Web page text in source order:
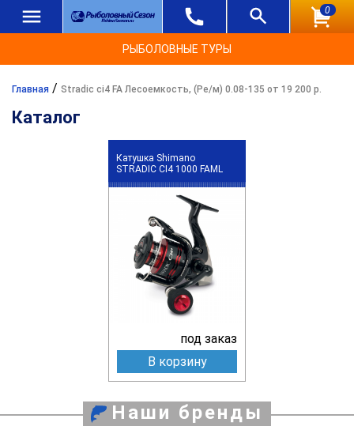
0
РЫБОЛОВНЫЕ ТУРЫ
Главная / Stradic ci4 FA Лесоемкость, (Ре/м) 0.08-135 от 19 200 р.
Каталог
Катушка Shimano
STRADIC CI4 1000 FAML
под заказ
В корзину
Наши бренды